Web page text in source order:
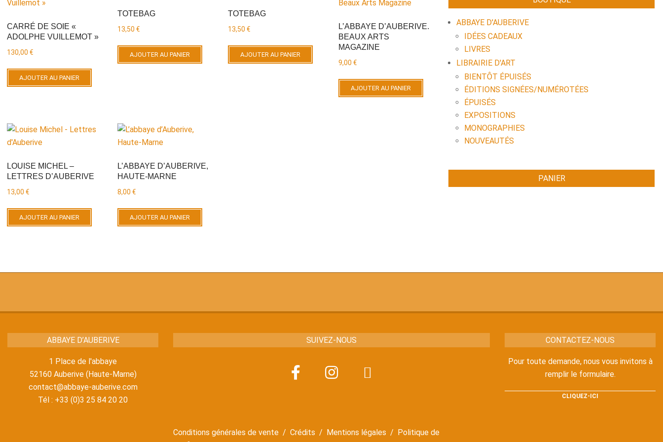
plus
ancien
CARRÉ DE SOIE «
ADOLPHE VUILLEMOT »
130,00 €
AJOUTER AU PANIER
TOTEBAG
13,50 €
AJOUTER AU PANIER
TOTEBAG
13,50 €
AJOUTER AU PANIER
L’ABBAYE D’AUBERIVE.
BEAUX ARTS
MAGAZINE
9,00 €
AJOUTER AU PANIER
LOUISE MICHEL –
LETTRES D’AUBERIVE
13,00 €
AJOUTER AU PANIER
L’ABBAYE D’AUBERIVE,
HAUTE-MARNE
8,00 €
AJOUTER AU PANIER
ABBAYE D'AUBERIVE
IDÉES CADEAUX
LIVRES
LIBRAIRIE D'ART
BIENTÔT ÉPUISÉS
ÉDITIONS SIGNÉES/NUMÉROTÉES
ÉPUISÉS
EXPOSITIONS
MONOGRAPHIES
NOUVEAUTÉS
PANIER
ABBAYE D’AUBERIVE
1 Place de l'abbaye
52160 Auberive (Haute-Marne)
contact@abbaye-auberive.com
Tél : +33 (0)3 25 84 20 20
SUIVEZ-NOUS
Conditions générales de vente / Crédits / Mentions légales /
Politique de
CONTACTEZ-NOUS
Pour toute demande, nous vous invitons à
remplir le formulaire.
CLIQUEZ-ICI